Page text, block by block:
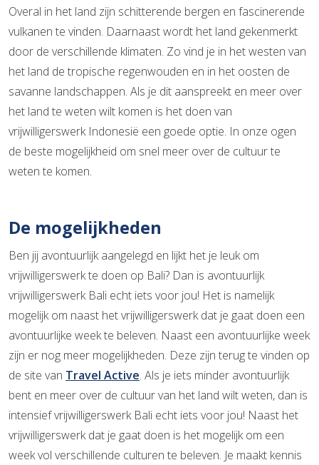
Overal in het land zijn schitterende bergen en fascinerende
vulkanen te vinden. Daarnaast wordt het land gekenmerkt
door de verschillende klimaten. Zo vind je in het westen van
het land de tropische regenwouden en in het oosten de
savanne landschappen. Als je dit aanspreekt en meer over
het land te weten wilt komen is het doen van
vrijwilligerswerk Indonesië een goede optie. In onze ogen
de beste mogelijkheid om snel meer over de cultuur te
weten te komen.
De mogelijkheden
Ben jij avontuurlijk aangelegd en lijkt het je leuk om
vrijwilligerswerk te doen op Bali? Dan is avontuurlijk
vrijwilligerswerk Bali echt iets voor jou! Het is namelijk
mogelijk om naast het vrijwilligerswerk dat je gaat doen een
avontuurlijke week te beleven. Naast een avontuurlijke week
zijn er nog meer mogelijkheden. Deze zijn terug te vinden op
de site van Travel Active. Als je iets minder avontuurlijk
bent en meer over de cultuur van het land wilt weten, dan is
intensief vrijwilligerswerk Bali echt iets voor jou! Naast het
vrijwilligerswerk dat je gaat doen is het mogelijk om een
week vol verschillende culturen te beleven. Je maakt kennis